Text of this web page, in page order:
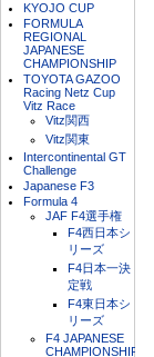
KYOJO CUP
FORMULA
REGIONAL
JAPANESE
CHAMPIONSHIP
TOYOTA GAZOO
Racing Netz Cup
Vitz Race
Vitz関西
Vitz関東
Intercontinental GT
Challenge
Japanese F3
Formula 4
JAF F4選手権
F4西日本シ
リーズ
F4日本一決
定戦
F4東日本シ
リーズ
F4 JAPANESE
CHAMPIONSHIP